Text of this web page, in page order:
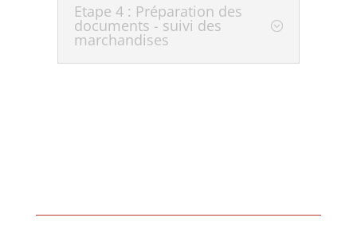
Etape 4 : Préparation des
documents - suivi des
marchandises